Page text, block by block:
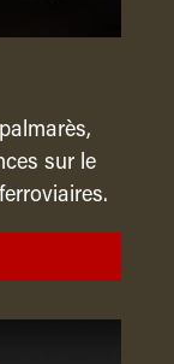
sur le